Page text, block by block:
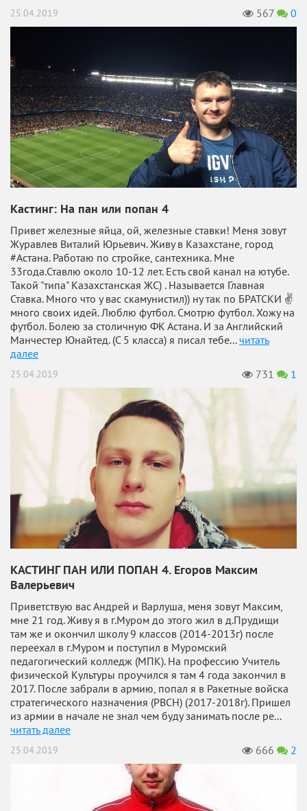
25.04.2019 567 0
Кастинг: На пан или попан 4
Привет железные яйца, ой, железные ставки! Меня зовут
Журавлев Виталий Юрьевич. Живу в Казахстане, город
#Астана. Работаю по стройке, сантехника. Мне
33года.Ставлю около 10-12 лет. Есть свой канал на ютубе.
Такой "типа" Казахстанская ЖС) . Называется Главная
Ставка. Много что у вас скамунистил)) ну так по БРАТСКИ ✌
много своих идей. Люблю футбол. Смотрю футбол. Хожу на
футбол. Болею за столичную ФК Астана. И за Английский
Манчестер Юнайтед. (С 5 класса) я писал тебе...читать
далее
25.04.2019 731 1
КАСТИНГ ПАН ИЛИ ПОПАН 4. Егоров Максим
Валерьевич
Приветствую вас Андрей и Варлуша, меня зовут Максим,
мне 21 год. Живу я в г.Муром до этого жил в д.Прудищи
там же и окончил школу 9 классов (2014-2013г) после
переехал в г.Муром и поступил в Муромский
педагогический колледж (МПК). На профессию Учитель
физической Культуры проучился я там 4 года закончил в
2017. После забрали в армию, попал я в Ракетные войска
стратегического назначения (РВСН) (2017-2018г). Пришел
из армии в начале не знал чем буду занимать после ре...
читать далее
25.04.2019 666 2